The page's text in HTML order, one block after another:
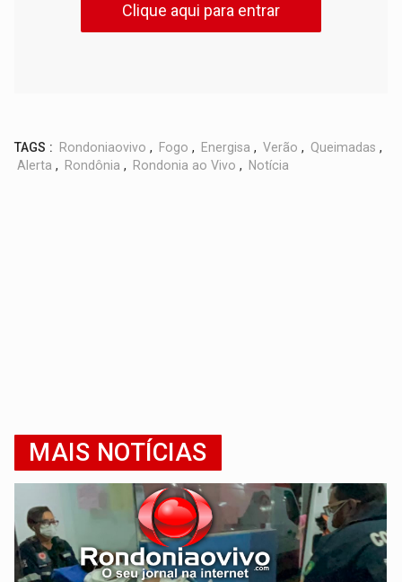
Clique aqui para entrar
TAGS : Rondoniaovivo , Fogo , Energisa , Verão , Queimadas ,
Alerta , Rondônia , Rondonia ao Vivo , Notícia
MAIS NOTÍCIAS